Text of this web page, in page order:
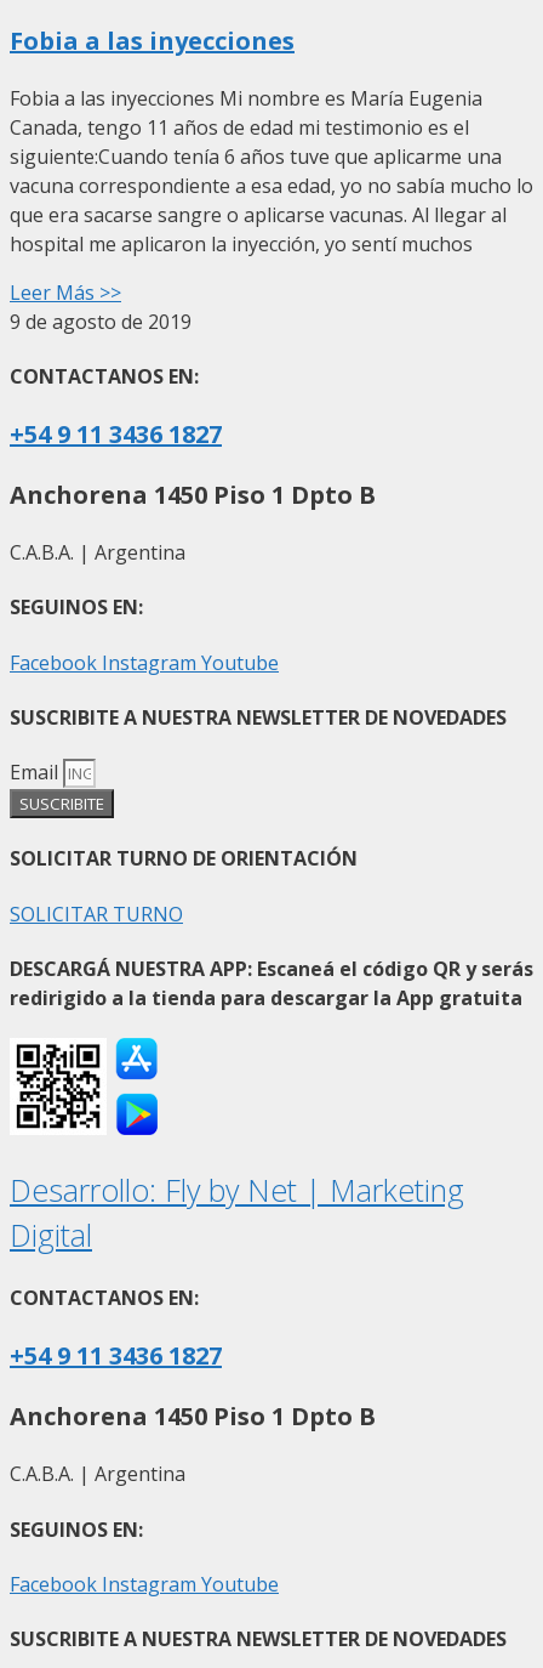
Fobia a las inyecciones
Fobia a las inyecciones Mi nombre es María Eugenia
Canada, tengo 11 años de edad mi testimonio es el
siguiente:Cuando tenía 6 años tuve que aplicarme una
vacuna correspondiente a esa edad, yo no sabía mucho lo
que era sacarse sangre o aplicarse vacunas. Al llegar al
hospital me aplicaron la inyección, yo sentí muchos
Leer Más >>
9 de agosto de 2019
CONTACTANOS EN:
+54 9 11 3436 1827
Anchorena 1450 Piso 1 Dpto B
C.A.B.A. | Argentina
SEGUINOS EN:
Facebook Instagram Youtube
SUSCRIBITE A NUESTRA NEWSLETTER DE NOVEDADES
Email
SUSCRIBITE
SOLICITAR TURNO DE ORIENTACIÓN
SOLICITAR TURNO
DESCARGÁ NUESTRA APP: Escaneá el código QR y serás
redirigido a la tienda para descargar la App gratuita
Desarrollo: Fly by Net | Marketing
Digital
CONTACTANOS EN:
+54 9 11 3436 1827
Anchorena 1450 Piso 1 Dpto B
C.A.B.A. | Argentina
SEGUINOS EN:
Facebook Instagram Youtube
SUSCRIBITE A NUESTRA NEWSLETTER DE NOVEDADES